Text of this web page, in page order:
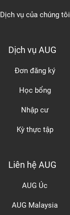
Dịch vụ của chúng tôi
Dịch vụ AUG
Đơn đăng ký
Học bổng
Nhập cư
Kỳ thực tập
Liên hệ AUG
AUG Úc
AUG Malaysia